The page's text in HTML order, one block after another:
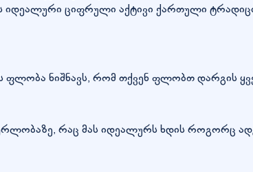
ციფრული აქტივი ქართული
ფლობა ნიშნავს, რომ თქვენ ფლობთ დარგის
რაც მას იდეალურს ხდის როგორც